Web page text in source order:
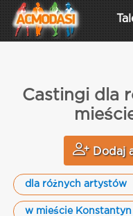
Castingi dla
Dodaj
dla różnych artystów
w mieście Konstantyn